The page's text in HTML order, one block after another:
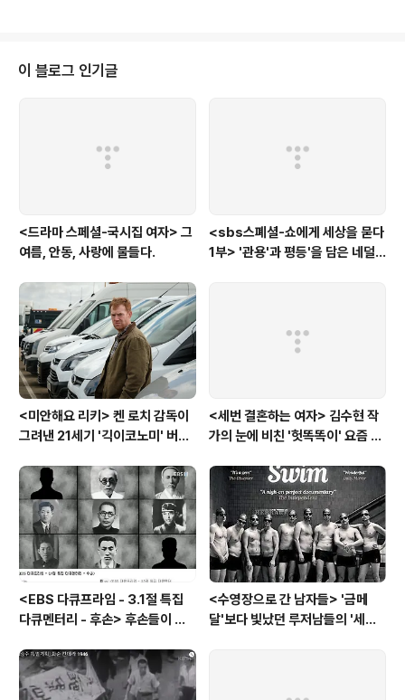
테니까. 바로 과 의 재방송이 그것이다. 는 5,6일 본방에 이어 9일 1시 5분부터
시작된 재방송을 회 별로 종결 없이, 광고도 없이, 1,2회를 연달아 방송하는 연
이 블로그 인기글
<드라마 스페셜-국시집 여자> 그
여름, 안동, 사랑에 물들다.
<sbs스폐셜-쇼에게 세상을 묻다
1부> '관용'과 평등'을 담은 네덜
<미안해요 리키> 켄 로치 감독이
그려낸 21세기 '긱이코노미' 버전
<세번 결혼하는 여자> 김수현 작
가의 눈에 비친 '헛똑똑이' 요즘 여
<EBS 다큐프라임 - 3.1절 특집
다큐멘터리 - 후손> 후손들이 말
고 후손들이 짊어진 삶의 무게
<수영장으로 간 남자들> '금메
달'보다 빛났던 루저남들의 '세라